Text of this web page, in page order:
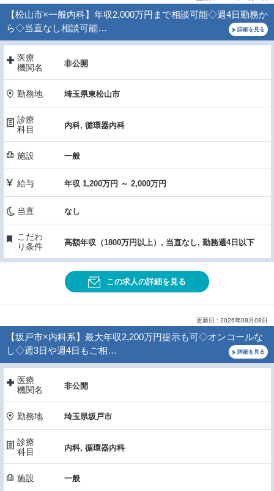
【松山市×一般内科】年収2,000万円まで相談可能◇週4日勤務か
ら◇当直なし相談可能…
詳細を見る
医療
機関名
非公開
勤務地 埼玉県東松山市
診療
科目
内科, 循環器内科
施設 一般
給与 年収 1,200万円 ～ 2,000万円
当直 なし
こだわ
り条件
高額年収（1800万円以上）, 当直なし, 勤務週4日以下
この求人の詳細を見る
更新日 : 2026年08月08日
【坂戸市×内科系】最大年収2,200万円提示も可◇オンコールな
し◇週3日や週4日もご相…
詳細を見る
医療
機関名
非公開
勤務地 埼玉県坂戸市
診療
科目
内科, 循環器内科
施設 一般